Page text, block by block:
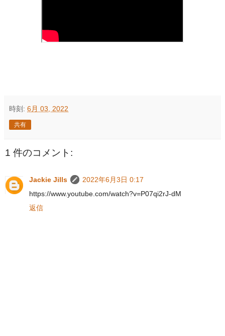
時刻: 6月 03, 2022
共有
1 件のコメント:
Jackie Jills
2022年6月3日 0:17
https://www.youtube.com/watch?v=P07qi2rJ-dM
返信